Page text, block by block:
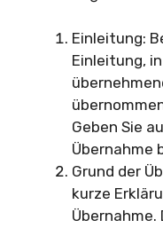
Einleitung:
Einleitung,
Geben Sie
Übernahme
Grund der
kurze
Übernahme.